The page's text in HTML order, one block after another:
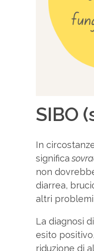
SIBO
In
significa
non
diarrea,
altri problemi
La diagnosi
esito
riduzione di